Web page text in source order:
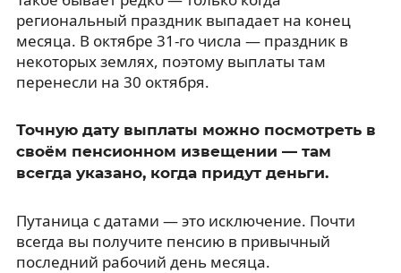
региональный праздник выпадает на конец
месяца. В октябре 31-го числа — праздник в
некоторых землях, поэтому выплаты там
перенесли на 30 октября.
Точную дату выплаты можно посмотреть в
своём пенсионном извещении — там
всегда указано, когда придут деньги.
Путаница с датами — это исключение. Почти
всегда вы получите пенсию в привычный
последний рабочий день месяца.